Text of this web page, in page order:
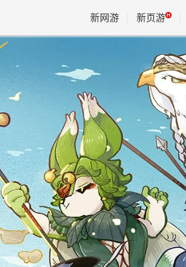
新网游 新页游